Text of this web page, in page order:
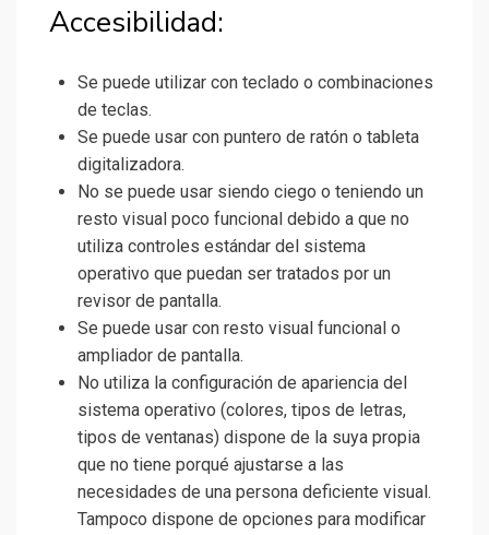
Accesibilidad:
Se puede utilizar con teclado o combinaciones
de teclas.
Se puede usar con puntero de ratón o tableta
digitalizadora.
No se puede usar siendo ciego o teniendo un
resto visual poco funcional debido a que no
utiliza controles estándar del sistema
operativo que puedan ser tratados por un
revisor de pantalla.
Se puede usar con resto visual funcional o
ampliador de pantalla.
No utiliza la configuración de apariencia del
sistema operativo (colores, tipos de letras,
tipos de ventanas) dispone de la suya propia
que no tiene porqué ajustarse a las
necesidades de una persona deficiente visual.
Tampoco dispone de opciones para modificar